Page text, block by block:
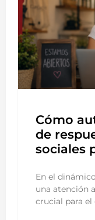
Cómo
de
sociales
En el
una atención
crucial para el